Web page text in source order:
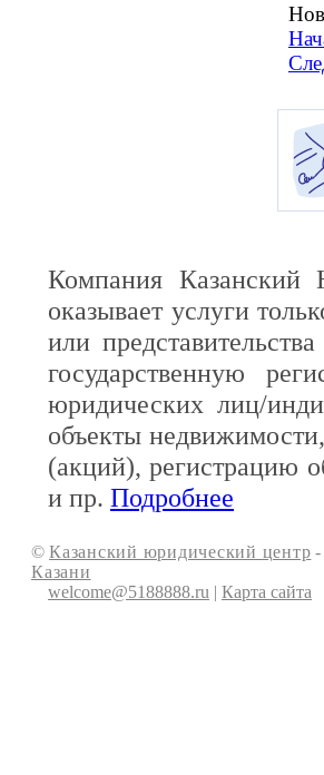
Компания Казанский
оказывает услуги
или
государственную
юридических лиц/
объекты
(акций), регистрацию
и пр. Подробнее
© Казанский юридический центр
Казани
welcome@5188888.ru | Карта сайта